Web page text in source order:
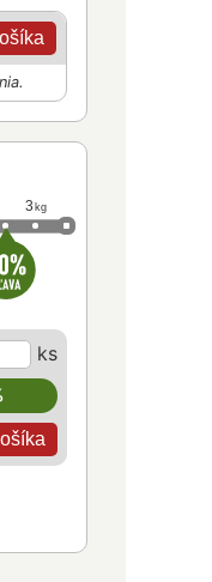
3 kg
ks